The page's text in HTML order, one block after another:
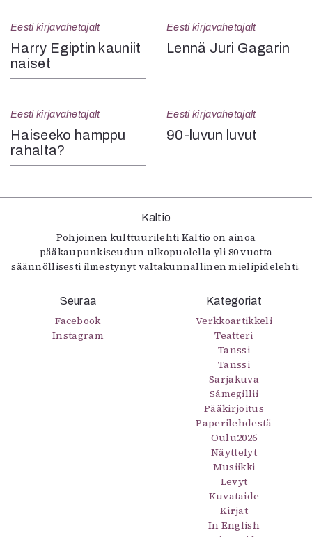
Eesti kirjavahetajalt
Harry Egiptin kauniit
naiset
Eesti kirjavahetajalt
Lennä Juri Gagarin
Eesti kirjavahetajalt
Haiseeko hamppu
rahalta?
Eesti kirjavahetajalt
90-luvun luvut
Kaltio
Pohjoinen kulttuurilehti Kaltio on ainoa
pääkaupunkiseudun ulkopuolella yli 80 vuotta
säännöllisesti ilmestynyt valtakunnallinen mielipidelehti.
Seuraa
Facebook
Instagram
Kategoriat
Verkkoartikkeli
Teatteri
Tanssi
Tanssi
Sarjakuva
Sámegillii
Pääkirjoitus
Paperilehdestä
Oulu2026
Näyttelyt
Musiikki
Levyt
Kuvataide
Kirjat
In English